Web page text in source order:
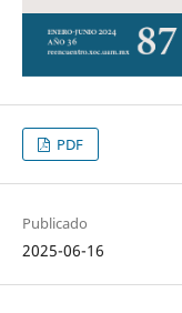
PDF
Publicado
2025-06-16